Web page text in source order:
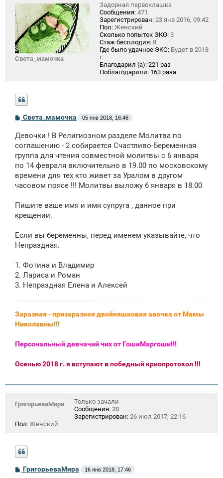
Света_мамочка
Задорная первоклашка
Сообщения: 471
Зарегистрирован: 23 янв 2016, 09:42
Пол: Женский
Сколько попыток ЭКО: 3
Стаж бесплодия: 8
Где было удачное ЭКО: Будет в 2018
г.
Благодарил (а): 221 раз
Поблагодарили: 163 раза
С
о
б
щ
н
и
Света_мамочка 05 янв 2018, 16:46
Девочки ! В Религиозном разделе Молитва по
соглашению - 2 собирается Счастливо-Беременная
группа для чтения совместной молитвы с 6 января
по 14 февраля включительно в 19.00 по московскому
времени для тех кто живет за Уралом в другом
часовом поясе !!! Молитвы выложу 6 января в 18.00
Пишите ваше имя и имя супруга , данное при
крещении.
Если вы беременны, перед именем указывайте, что
Непраздная.
1. Фотина и Владимир
2. Лариса и Роман
3. Непраздная Елена и Алексей
Заразная - призаразная двойняшковая авочка от Мамы
Николавны!!!
Персональный девчачий чих от ГошиМаргоши!!!
Осенью 2018 г. я вступают в победный криопротокол !!!
ГригорьеваМира
Только зачали
Сообщения: 20
Зарегистрирован: 26 июл 2017, 22:16
Пол: Женский
СГригорьеваМира 16 янв 2018, 17:46